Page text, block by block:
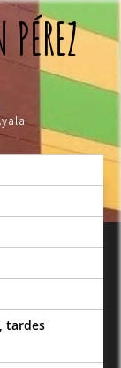
tardes